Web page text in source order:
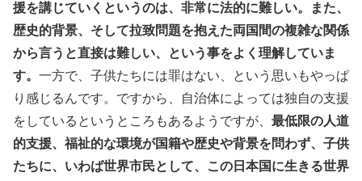
援を講じていくというのは、非常に法的に難しい。また、
歴史的背景、そして拉致問題を抱えた両国間の複雑な関係
から言うと直接は難しい、という事をよく理解していま
す。 一方で、子供たちには罪はない、という思いもやっぱ
り感じるんです。ですから、自治体によっては独自の支援
をしているというところもあるようですが、 最低限の人道
的支援、福祉的な環境が国籍や歴史や背景を問わず、子供
たちに、いわば世界市民として、この日本国に生きる世界